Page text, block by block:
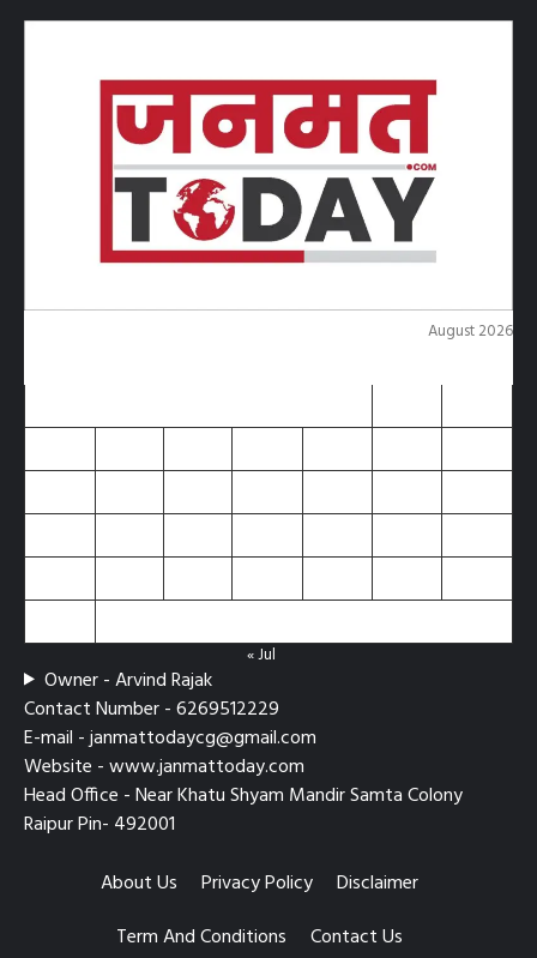
August 2026
« Jul
Owner - Arvind Rajak
Contact Number - 6269512229
E-mail - janmattodaycg@gmail.com
Website - www.janmattoday.com
Head Office - Near Khatu Shyam Mandir Samta Colony
Raipur Pin- 492001
About Us
Privacy Policy
Disclaimer
Term And Conditions
Contact Us